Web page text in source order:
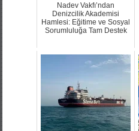
Nadev Vakfı’ndan
Denizcilik Akademisi
Hamlesi: Eğitime ve Sosyal
Sorumluluğa Tam Destek